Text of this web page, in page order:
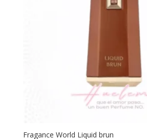
Fragance World Liquid brun